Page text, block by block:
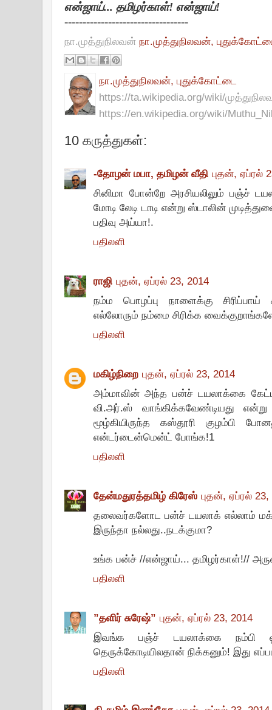
என்ஜாய்... தமிழர்காள்! என்ஜாய்!
----------------------------------
நா.முத்துநிலவன் நா.முத்துநிலவன்,
நா.முத்துநிலவன், புதுக்கோட்டை
https://ta.wikipedia.org/wiki/
https://en.wikipedia.org/wiki/
10 கருத்துகள்:
-தோழன் மபா, தமிழன் வீதி புதன், ஏப்ரல்
சினிமா போன்றே அரசியலிலும் பஞ்ச்
மோடி லேடி டாடி என்று ஸ்டாலின்
பதிவு அய்யா!.
பதிலளி
ராஜி புதன், ஏப்ரல் 23, 2014
நம்ம பொழப்பு நாளைக்கு சிரிப்பாய்
எல்லோரும் நம்மை சிரிக்க
பதிலளி
மகிழ்நிறை புதன், ஏப்ரல் 23, 2014
அம்மாவின் அந்த பன்ச் டயலாக்கை
வி.அர்.ஸ் வாங்கிக்கவேண்டியது
மூழ்கியிருந்த கஸ்தூரி குழம்பி
என்டர்டைன்மென்ட் போங்க!1
பதிலளி
தேன்மதுரத்தமிழ் கிரேஸ் புதன், ஏப்ரல் 23,
தலைவர்களோட பன்ச் டயலாக் எல்லாம்
இருந்தா நல்லது..நடக்குமா?
உங்க பன்ச் //என்ஜாய்... தமிழர்காள்!//
பதிலளி
”தளிர் சுரேஷ்” புதன், ஏப்ரல் 23, 2014
இவங்க பஞ்ச் டயலாக்கை நம்பி
தெருக்கோடியிலதான் நிக்கனும்! இது
பதிலளி